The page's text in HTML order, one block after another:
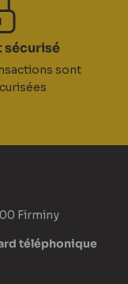
sécurisé
sont
Firminy
téléphonique